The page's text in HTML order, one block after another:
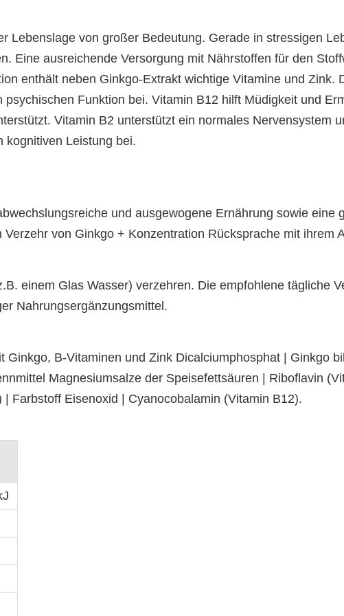
Lebenslage von großer Bedeutung. Gerade in stressigen
Eine ausreichende Versorgung mit Nährstoffen für den
enthält neben Ginkgo-Extrakt wichtige Vitamine und Zink.
Funktion bei. Vitamin B12 hilft Müdigkeit und
Vitamin B2 unterstützt ein normales Nervensystem
kognitiven Leistung bei.
und ausgewogene Ernährung sowie eine
von Ginkgo + Konzentration Rücksprache mit ihrem
einem Glas Wasser) verzehren. Die empfohlene tägliche
Nahrungsergänzungsmittel.
B-Vitaminen und Zink Dicalciumphosphat | Ginkgo
Magnesiumsalze der Speisefettsäuren | Riboflavin
Farbstoff Eisenoxid | Cyanocobalamin (Vitamin B12).